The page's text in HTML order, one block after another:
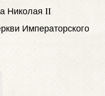
Николая II
Императорского